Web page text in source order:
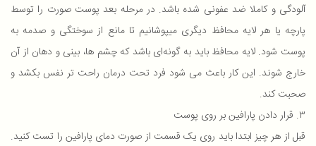
آلودگی و کاملا ضد عفونی شده باشد. در مرحله بعد پوست صورت را توسط
پارچه یا هر لایه محافظ دیگری میپوشانیم تا مانع از سوختگی و صدمه به
پوست شود. لایه محافظ باید به گونه‌ای باشد که چشم ها، بینی و دهان از آن
خارج شوند. این کار باعث می شود فرد تحت درمان راحت تر نفس بکشد و
صحبت کند.
۳. قرار دادن پارافین بر روی پوست
قبل از هر چیز ابتدا باید روی یک قسمت از صورت دمای پارافین را تست کنید.